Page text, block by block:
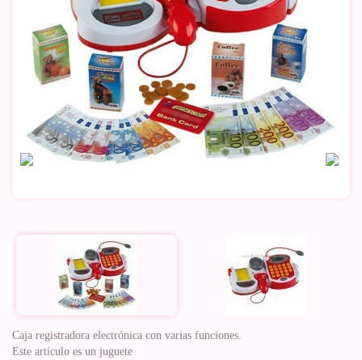
Caja registradora electrónica con varias funciones.
Este artículo es un juguete